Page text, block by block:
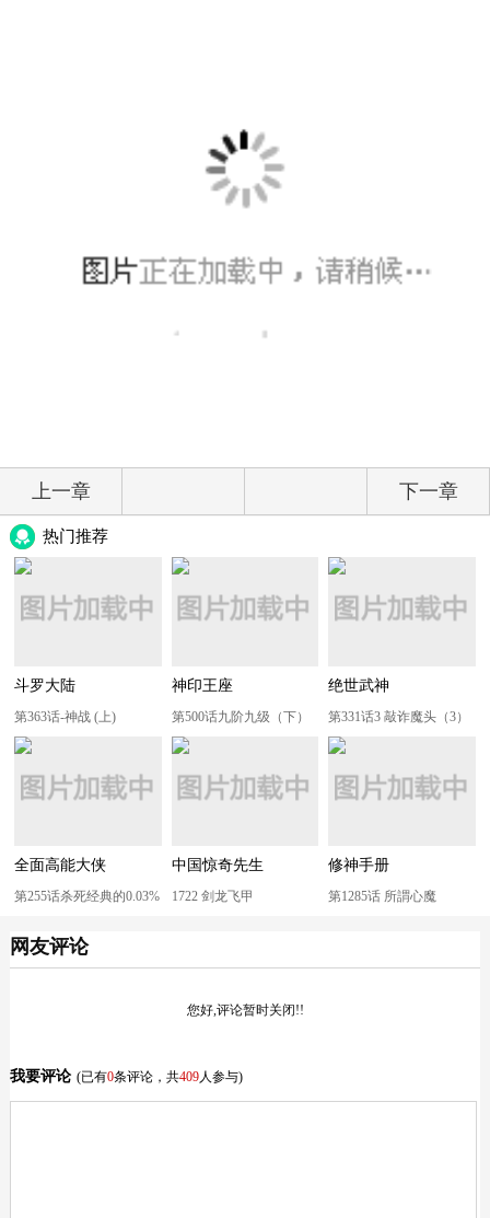
上一章 下一章
热门推荐
斗罗大陆
第363话-神战 (上)
神印王座
第500话九阶九级（下）
绝世武神
第331话3 敲诈魔头（3）
全面高能大侠
第255话杀死经典的0.03%
中国惊奇先生
1722 剑龙飞甲
修神手册
第1285话 所謂心魔
网友评论
您好,评论暂时关闭!!
我要评论 (已有0条评论，共409人参与)